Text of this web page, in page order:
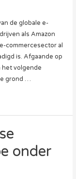
de globale e-
als Amazon
commercesector al
is. Afgaande op
het volgende
grond …
onder